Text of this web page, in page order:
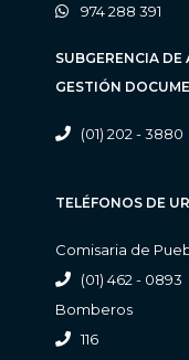
974 288 391
SUBGERENCIA
GESTIÓN
(01) 202 - 3880
TELÉFONOS DE
Comisaria de
(01) 462 - 0893
Bomberos
116